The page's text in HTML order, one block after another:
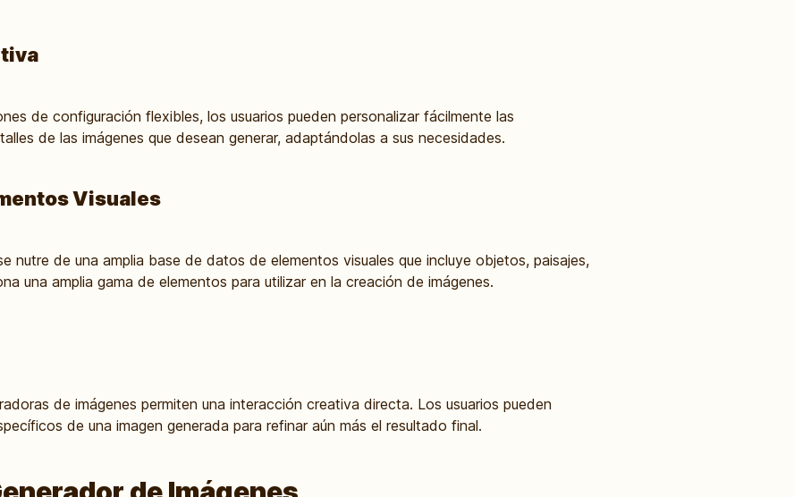
de configuración flexibles, los usuarios pueden personalizar fácilmente las
de las imágenes que desean generar, adaptándolas a sus necesidades.
Visuales
nutre de una amplia base de datos de elementos visuales que incluye objetos, paisajes,
una amplia gama de elementos para utilizar en la creación de imágenes.
de imágenes permiten una interacción creativa directa. Los usuarios pueden
de una imagen generada para refinar aún más el resultado final.